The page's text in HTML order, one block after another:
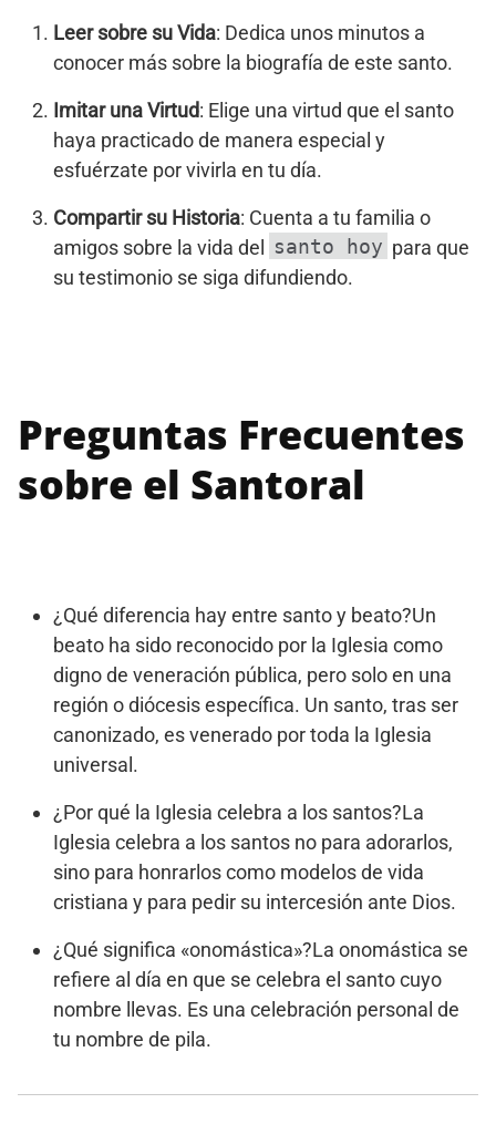
Leer sobre su Vida: Dedica unos minutos a
conocer más sobre la biografía de este santo.
Imitar una Virtud: Elige una virtud que el santo
haya practicado de manera especial y
esfuérzate por vivirla en tu día.
Compartir su Historia: Cuenta a tu familia o
amigos sobre la vida del
santo hoy para que
su testimonio se siga difundiendo.
Preguntas Frecuentes
sobre el Santoral
¿Qué diferencia hay entre santo y beato?Un
beato ha sido reconocido por la Iglesia como
digno de veneración pública, pero solo en una
región o diócesis específica. Un santo, tras ser
canonizado, es venerado por toda la Iglesia
universal.
¿Por qué la Iglesia celebra a los santos?La
Iglesia celebra a los santos no para adorarlos,
sino para honrarlos como modelos de vida
cristiana y para pedir su intercesión ante Dios.
¿Qué significa «onomástica»?La onomástica se
refiere al día en que se celebra el santo cuyo
nombre llevas. Es una celebración personal de
tu nombre de pila.